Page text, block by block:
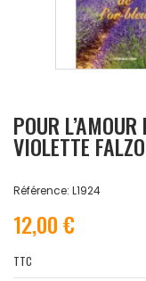
POUR L’AMOUR
VIOLETTE
Référence: L1924
12,00 €
TTC